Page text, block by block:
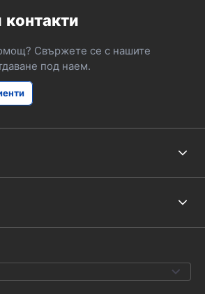
Свържете се с нашите
под наем.